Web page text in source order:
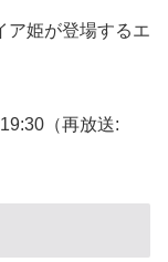
姫が登場するエ
（再放送: